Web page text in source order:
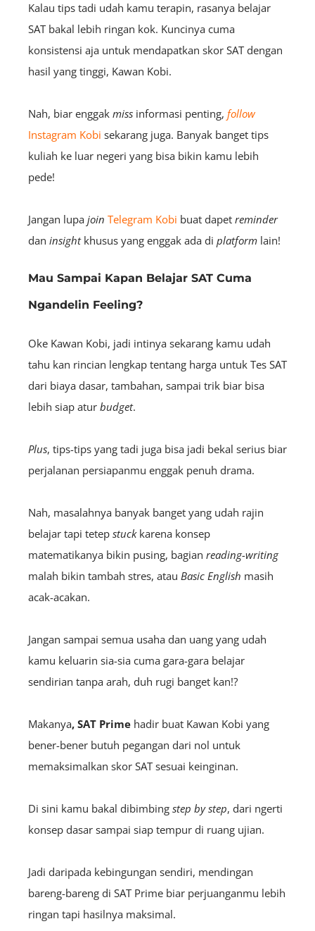
Kalau tips tadi udah kamu terapin, rasanya belajar
SAT bakal lebih ringan kok. Kuncinya cuma
konsistensi aja untuk mendapatkan skor SAT dengan
hasil yang tinggi, Kawan Kobi.
Nah, biar enggak miss informasi penting, follow
Instagram Kobi sekarang juga. Banyak banget tips
kuliah ke luar negeri yang bisa bikin kamu lebih
pede!
Jangan lupa join Telegram Kobi buat dapet reminder
dan insightkhusus yang enggak ada di platform lain!
Mau Sampai Kapan Belajar SAT Cuma
Ngandelin Feeling?
Oke Kawan Kobi, jadi intinya sekarang kamu udah
tahu kan rincian lengkap tentang harga untuk Tes SAT
dari biaya dasar, tambahan, sampai trik biar bisa
lebih siap atur budget.
Plus, tips-tips yang tadi juga bisa jadi bekal serius biar
perjalanan persiapanmu enggak penuh drama.
Nah, masalahnya banyak banget yang udah rajin
belajar tapi tetep stuckkarena konsep
matematikanya bikin pusing, bagian reading-writing
malah bikin tambah stres, atau Basic English masih
acak-acakan.
Jangan sampai semua usaha dan uang yang udah
kamu keluarin sia-sia cuma gara-gara belajar
sendirian tanpa arah, duh rugi banget kan!?
Makanya, SAT Prime hadir buat Kawan Kobi yang
bener-bener butuh pegangan dari nol untuk
memaksimalkan skor SAT sesuai keinginan.
Di sini kamu bakal dibimbing step by step, dari ngerti
konsep dasar sampai siap tempur di ruang ujian.
Jadi daripada kebingungan sendiri, mendingan
bareng-bareng di SAT Prime biar perjuanganmu lebih
ringan tapi hasilnya maksimal.